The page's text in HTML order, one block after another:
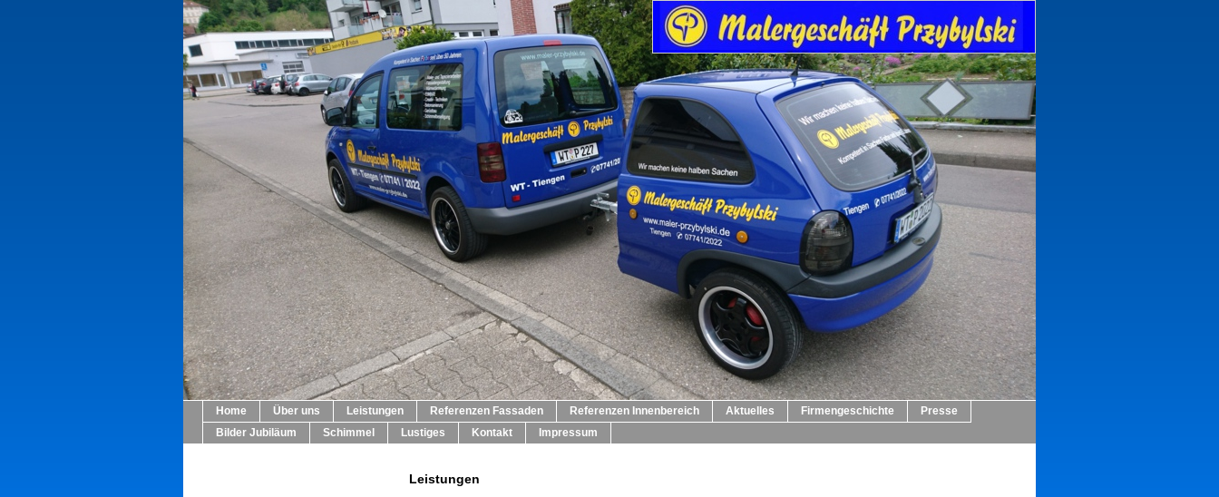
Home Über uns Leistungen Referenzen Fassaden Referenzen Innenbereich Aktuelles Firmengeschichte
Presse
Bilder Jubiläum
Schimmel Lustiges Kontakt Impressum
Leistungen